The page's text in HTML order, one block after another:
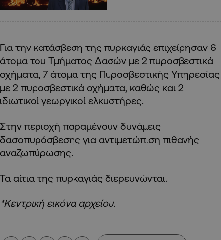
Για την κατάσβεση της πυρκαγιάς επιχείρησαν 6
άτομα του Τμήματος Δασών με 2 πυροσβεστικά
οχήματα, 7 άτομα της Πυροσβεστικής Υπηρεσίας
με 2 πυροσβεστικά οχήματα, καθώς και 2
ιδιωτικοί γεωργικοί ελκυστήρες.
Στην περιοχή παραμένουν δυνάμεις
δασοπυρόσβεσης για αντιμετώπιση πιθανής
αναζωπύρωσης.
Τα αίτια της πυρκαγιάς διερευνώνται.
*Κεντρική εικόνα αρχείου.